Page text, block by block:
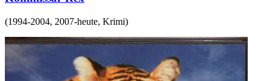
(1994-2004, 2007-heute, Krimi)